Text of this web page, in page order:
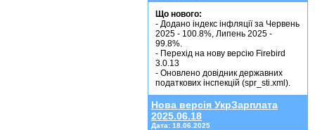
Що нового:
- Додано індекс інфляції за Червень
2025 - 100.8%, Липень 2025 -
99.8%.
- Перехід на нову версію Firebird
3.0.13
- Оновлено довідник державних
податкових інспекцій (spr_sti.xml).
Нова версія УкрЗарплата
2025.06.18
Дата: 18.06.2025